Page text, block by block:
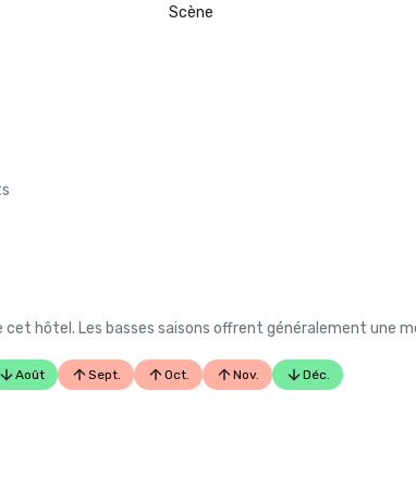
meilleurs
Scène
hôtel. Les basses saisons offrent généralement une
Août Sept. Oct. Nov. Déc.